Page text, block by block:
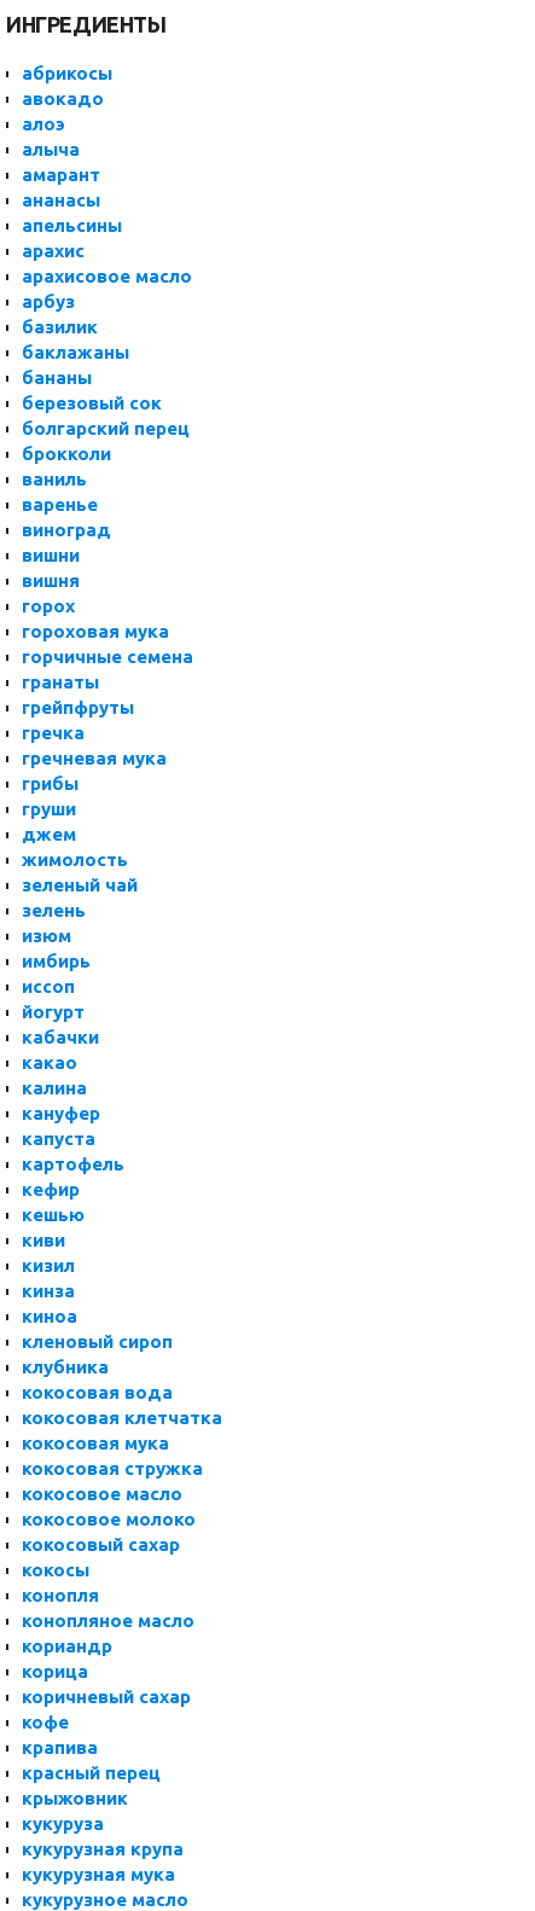
ИНГРЕДИЕНТЫ
абрикосы
авокадо
алоэ
алыча
амарант
ананасы
апельсины
арахис
арахисовое масло
арбуз
базилик
баклажаны
бананы
березовый сок
болгарский перец
брокколи
ваниль
варенье
виноград
вишни
вишня
горох
гороховая мука
горчичные семена
гранаты
грейпфруты
гречка
гречневая мука
грибы
груши
джем
жимолость
зеленый чай
зелень
изюм
имбирь
иссоп
йогурт
кабачки
какао
калина
кануфер
капуста
картофель
кефир
кешью
киви
кизил
кинза
киноа
кленовый сироп
клубника
кокосовая вода
кокосовая клетчатка
кокосовая мука
кокосовая стружка
кокосовое масло
кокосовое молоко
кокосовый сахар
кокосы
конопля
конопляное масло
кориандр
корица
коричневый сахар
кофе
крапива
красный перец
крыжовник
кукуруза
кукурузная крупа
кукурузная мука
кукурузное масло